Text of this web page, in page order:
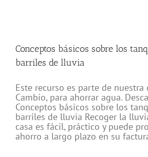
Conceptos básicos sobre los
barriles de lluvia
Este recurso es parte de nuestra
Cambio, para ahorrar agua.
Conceptos básicos sobre los
barriles de lluvia Recoger la
casa es fácil, práctico y puede
ahorro a largo plazo en su